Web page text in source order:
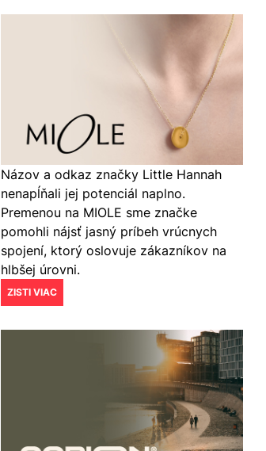
Názov a odkaz značky Little Hannah
nenapĺňali jej potenciál naplno.
Premenou na MIOLE sme značke
pomohli nájsť jasný príbeh vrúcnych
spojení, ktorý oslovuje zákazníkov na
hlbšej úrovni.
ZISTI VIAC